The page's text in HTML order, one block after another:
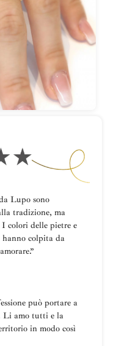
Lupo sono
tradizione, ma
colori delle pietre e
hanno colpita da
può portare a
Li amo tutti e la
in modo così